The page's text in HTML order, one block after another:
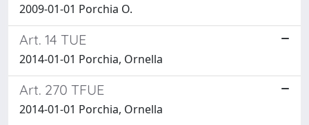
2009-01-01 Porchia O.
Art. 14 TUE
2014-01-01 Porchia, Ornella
Art. 270 TFUE
2014-01-01 Porchia, Ornella